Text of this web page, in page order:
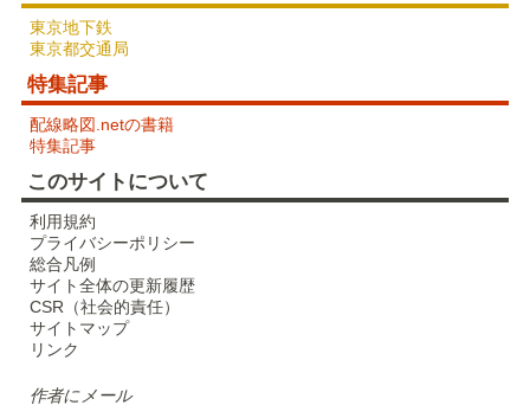
東京地下鉄
東京都交通局
特集記事
配線略図.netの書籍
特集記事
このサイトについて
利用規約
プライバシーポリシー
総合凡例
サイト全体の更新履歴
CSR（社会的責任）
サイトマップ
リンク
作者にメール